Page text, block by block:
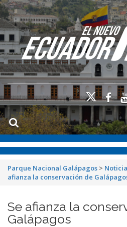
Parque Nacional Galápagos >
afianza la conservación de
Se afianza la
Galápagos